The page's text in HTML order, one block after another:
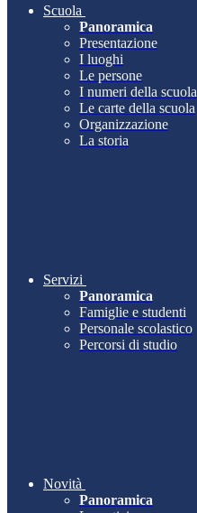
Scuola
Panoramica
Presentazione
I luoghi
Le persone
I numeri della scuola
Le carte della scuola
Organizzazione
La storia
Servizi
Panoramica
Famiglie e studenti
Personale scolastico
Percorsi di studio
Novità
Panoramica